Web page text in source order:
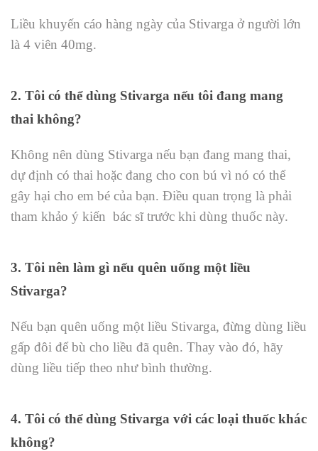
Liều khuyến cáo hàng ngày của Stivarga ở người lớn
là 4 viên 40mg.
2. Tôi có thể dùng Stivarga nếu tôi đang mang
thai không?
Không nên dùng Stivarga nếu bạn đang mang thai,
dự định có thai hoặc đang cho con bú vì nó có thể
gây hại cho em bé của bạn. Điều quan trọng là phải
tham khảo ý kiến ​​bác sĩ trước khi dùng thuốc này.
3. Tôi nên làm gì nếu quên uống một liều
Stivarga?
Nếu bạn quên uống một liều Stivarga, đừng dùng liều
gấp đôi để bù cho liều đã quên. Thay vào đó, hãy
dùng liều tiếp theo như bình thường.
4. Tôi có thể dùng Stivarga với các loại thuốc khác
không?